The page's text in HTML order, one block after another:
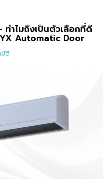
ำไมถึงเป็นตัวเลือกที่ดี
Automatic Door
มัติ